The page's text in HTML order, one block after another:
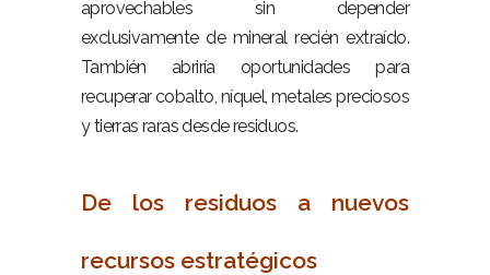
aprovechables sin depender
exclusivamente de mineral recién extraído.
También abriría oportunidades para
recuperar cobalto, níquel, metales preciosos
y tierras raras desde residuos.
De los residuos a nuevos
recursos estratégicos